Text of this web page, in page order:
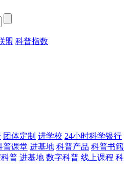
盟 科普指数
团体定制 进学校 24小时科学银行
普课堂 进基地 科普产品 科普书籍
普 进基地 数字科普 线上课程 科